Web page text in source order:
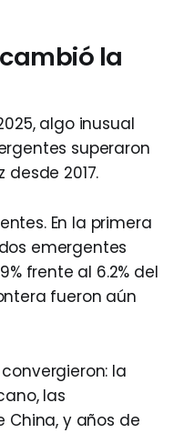
la
algo inusual
superaron
desde 2017.
En la primera
emergentes
frente al 6.2% del
fueron aún
la
las
China, y años de